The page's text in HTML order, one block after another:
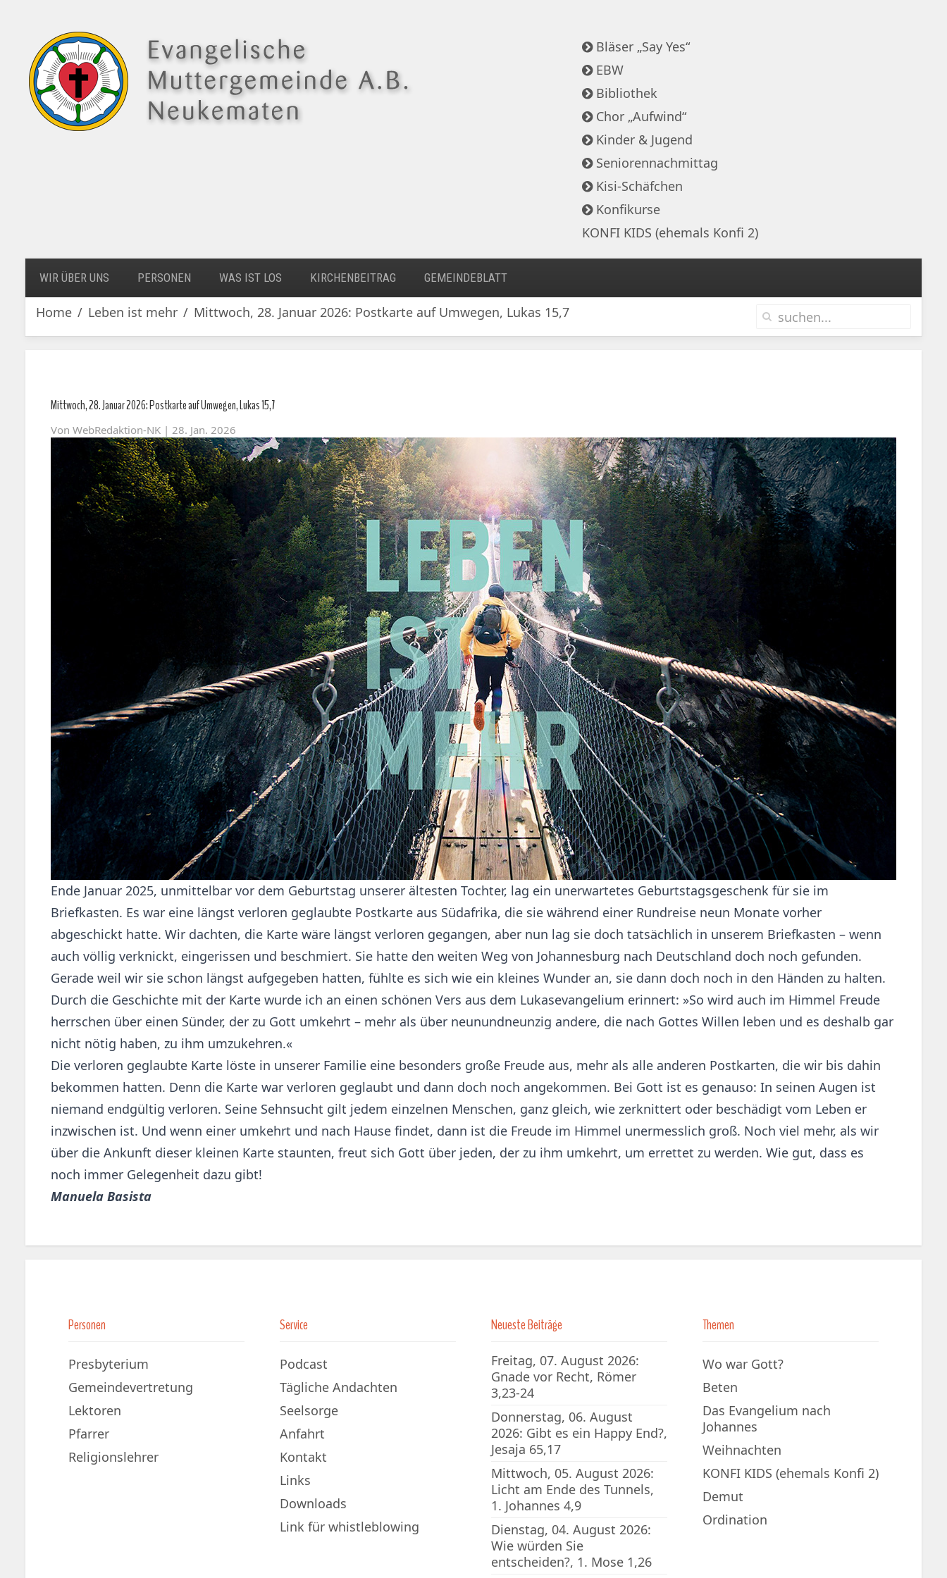
Bläser „Say Yes“
EBW
Bibliothek
Chor „Aufwind“
Kinder & Jugend
Seniorennachmittag
Kisi-Schäfchen
Konfikurse
KONFI KIDS (ehemals Konfi 2)
WIR ÜBER UNS PERSONEN WAS IST LOS KIRCHENBEITRAG GEMEINDEBLATT
Home Leben ist mehr Mittwoch, 28. Januar 2026: Postkarte auf Umwegen, Lukas 15,7
Mittwoch, 28. Januar 2026: Postkarte auf Umwegen, Lukas 15,7
Von WebRedaktion-NK | 28. Jan. 2026
Ende Januar 2025, unmittelbar vor dem Geburtstag unserer ältesten Tochter, lag ein unerwartetes Geburtstagsgeschenk für sie im
Briefkasten. Es war eine längst verloren geglaubte Postkarte aus Südafrika, die sie während einer Rundreise neun Monate vorher
abgeschickt hatte. Wir dachten, die Karte wäre längst verloren gegangen, aber nun lag sie doch tatsächlich in unserem Briefkasten – wenn
auch völlig verknickt, eingerissen und beschmiert. Sie hatte den weiten Weg von Johannesburg nach Deutschland doch noch gefunden.
Gerade weil wir sie schon längst aufgegeben hatten, fühlte es sich wie ein kleines Wunder an, sie dann doch noch in den Händen zu halten.
Durch die Geschichte mit der Karte wurde ich an einen schönen Vers aus dem Lukasevangelium erinnert: »So wird auch im Himmel Freude
herrschen über einen Sünder, der zu Gott umkehrt – mehr als über neunundneunzig andere, die nach Gottes Willen leben und es deshalb gar
nicht nötig haben, zu ihm umzukehren.«
Die verloren geglaubte Karte löste in unserer Familie eine besonders große Freude aus, mehr als alle anderen Postkarten, die wir bis dahin
bekommen hatten. Denn die Karte war verloren geglaubt und dann doch noch angekommen. Bei Gott ist es genauso: In seinen Augen ist
niemand endgültig verloren. Seine Sehnsucht gilt jedem einzelnen Menschen, ganz gleich, wie zerknittert oder beschädigt vom Leben er
inzwischen ist. Und wenn einer umkehrt und nach Hause findet, dann ist die Freude im Himmel unermesslich groß. Noch viel mehr, als wir
über die Ankunft dieser kleinen Karte staunten, freut sich Gott über jeden, der zu ihm umkehrt, um errettet zu werden. Wie gut, dass es
noch immer Gelegenheit dazu gibt!
Manuela Basista
Personen
Presbyterium
Gemeindevertretung
Lektoren
Pfarrer
Religionslehrer
Service
Podcast
Tägliche Andachten
Seelsorge
Anfahrt
Kontakt
Links
Downloads
Link für whistleblowing
Neueste Beiträge
Freitag, 07. August 2026:
Gnade vor Recht, Römer
3,23-24
Donnerstag, 06. August
2026: Gibt es ein Happy End?,
Jesaja 65,17
Mittwoch, 05. August 2026:
Licht am Ende des Tunnels,
1. Johannes 4,9
Dienstag, 04. August 2026:
Wie würden Sie
entscheiden?, 1. Mose 1,26
Themen
Wo war Gott?
Beten
Das Evangelium nach
Johannes
Weihnachten
KONFI KIDS (ehemals Konfi 2)
Demut
Ordination